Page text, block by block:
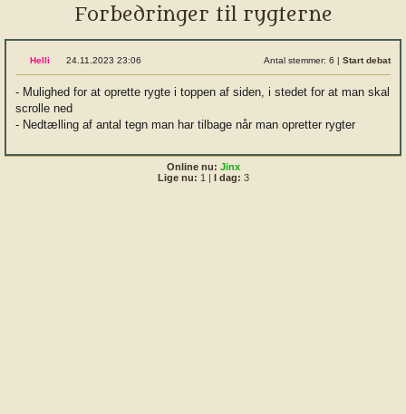
Forbedringer til rygterne
Helli 24.11.2023 23:06 Antal stemmer: 6 | Start debat
- Mulighed for at oprette rygte i toppen af siden, i stedet for at man skal
scrolle ned
- Nedtælling af antal tegn man har tilbage når man opretter rygter
Online nu: Jinx
Lige nu: 1 | I dag: 3